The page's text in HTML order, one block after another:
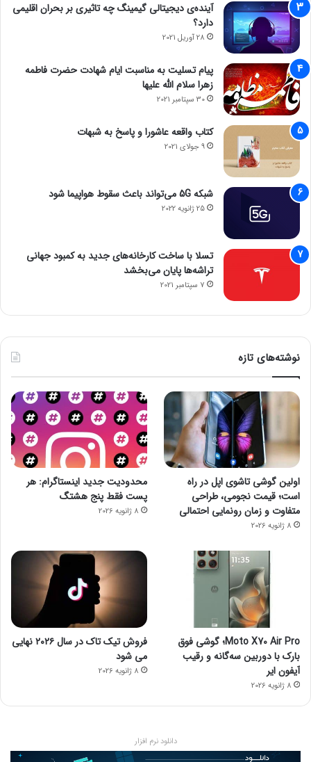
آینده‌ی دیجیتالی گیمینگ چه تاثیری بر بحران اقلیمی
دارد؟
28 آوریل 2021
پیام تسلیت به مناسبت ایام شهادت حضرت فاطمه
زهرا سلام الله علیها
30 سپتامبر 2021
کتاب واقعه عاشورا و پاسخ به شبهات
9 جولای 2021
شبکه 5G می‌تواند باعث سقوط هواپیما شود
25 ژانویه 2022
تسلا با ساخت کارخانه‌های جدید به کمبود جهانی
تراشه‌ها پایان می‌بخشد
7 سپتامبر 2021
نوشته‌های تازه
اولین گوشی تاشوی اپل در راه
است؛ قیمت نجومی، طراحی
متفاوت و زمان رونمایی احتمالی
8 ژانویه 2026
محدودیت جدید اینستاگرام: هر
پست فقط پنج هشتگ
8 ژانویه 2026
Moto X70 Air Pro؛ گوشی فوق
بارک با دوربین سه‌گانه و رقیب
آیفون ایر
8 ژانویه 2026
فروش تیک تاک در سال ۲۰۲۶ نهایی
می شود
8 ژانویه 2026
دانلود نرم افزار